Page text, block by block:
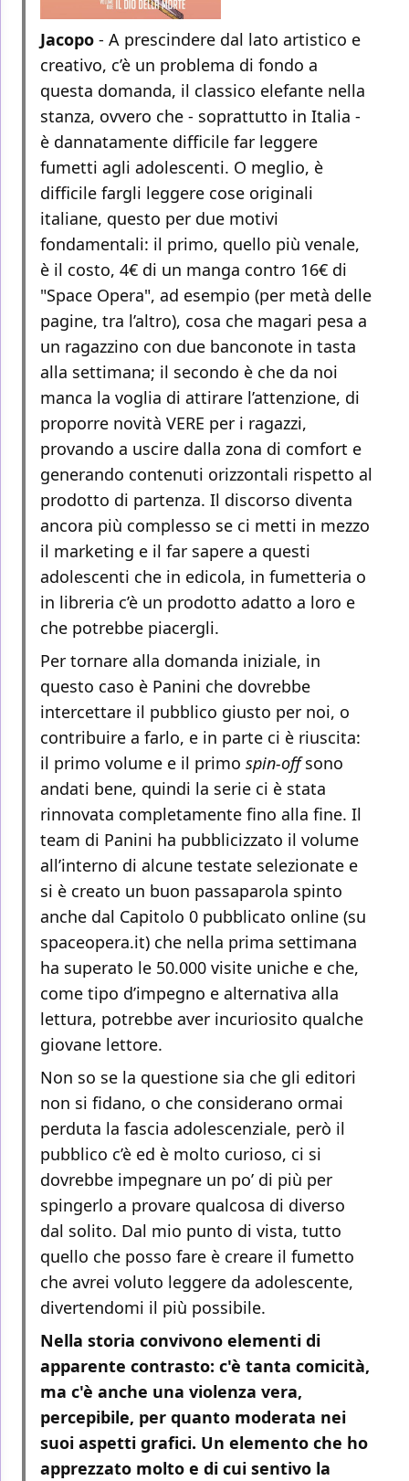
Jacopo - A prescindere dal lato artistico e
creativo, c’è un problema di fondo a
questa domanda, il classico elefante nella
stanza, ovvero che - soprattutto in Italia -
è dannatamente difficile far leggere
fumetti agli adolescenti. O meglio, è
difficile fargli leggere cose originali
italiane, questo per due motivi
fondamentali: il primo, quello più venale,
è il costo, 4€ di un manga contro 16€ di
"Space Opera", ad esempio (per metà delle
pagine, tra l’altro), cosa che magari pesa a
un ragazzino con due banconote in tasta
alla settimana; il secondo è che da noi
manca la voglia di attirare l’attenzione, di
proporre novità VERE per i ragazzi,
provando a uscire dalla zona di comfort e
generando contenuti orizzontali rispetto al
prodotto di partenza. Il discorso diventa
ancora più complesso se ci metti in mezzo
il marketing e il far sapere a questi
adolescenti che in edicola, in fumetteria o
in libreria c’è un prodotto adatto a loro e
che potrebbe piacergli.
Per tornare alla domanda iniziale, in
questo caso è Panini che dovrebbe
intercettare il pubblico giusto per noi, o
contribuire a farlo, e in parte ci è riuscita:
il primo volume e il primo spin-offsono
andati bene, quindi la serie ci è stata
rinnovata completamente fino alla fine. Il
team di Panini ha pubblicizzato il volume
all’interno di alcune testate selezionate e
si è creato un buon passaparola spinto
anche dal Capitolo 0 pubblicato online (su
spaceopera.it) che nella prima settimana
ha superato le 50.000 visite uniche e che,
come tipo d’impegno e alternativa alla
lettura, potrebbe aver incuriosito qualche
giovane lettore.
Non so se la questione sia che gli editori
non si fidano, o che considerano ormai
perduta la fascia adolescenziale, però il
pubblico c’è ed è molto curioso, ci si
dovrebbe impegnare un po’ di più per
spingerlo a provare qualcosa di diverso
dal solito. Dal mio punto di vista, tutto
quello che posso fare è creare il fumetto
che avrei voluto leggere da adolescente,
divertendomi il più possibile.
Nella storia convivono elementi di
apparente contrasto: c'è tanta comicità,
ma c'è anche una violenza vera,
percepibile, per quanto moderata nei
suoi aspetti grafici. Un elemento che ho
apprezzato molto e di cui sentivo la